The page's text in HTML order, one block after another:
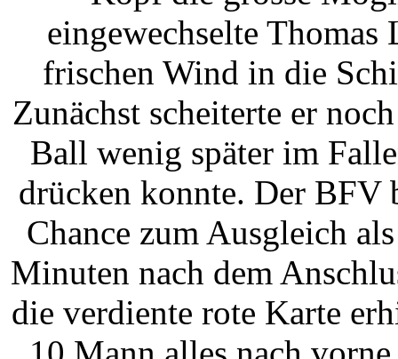
eingewechselte
frischen Wind in die
Zunächst scheiterte er
Ball wenig später im
drücken konnte. Der BFV
Chance zum Ausgleich
Minuten nach dem
die verdiente rote Karte